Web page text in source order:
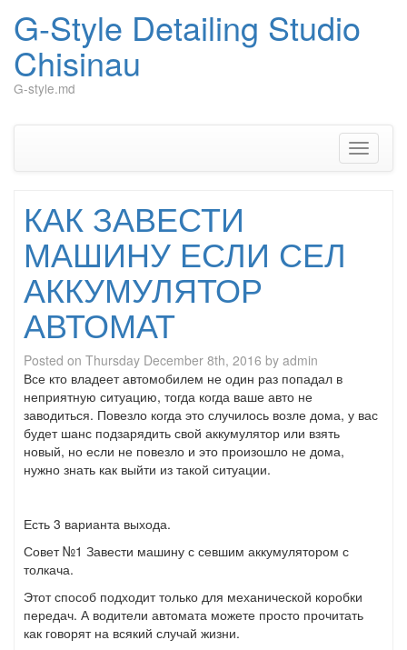
G-Style Detailing Studio
Chisinau
G-style.md
Toggle
КАК ЗАВЕСТИ
МАШИНУ ЕСЛИ СЕЛ
АККУМУЛЯТОР
АВТОМАТ
Posted on Thursday December 8th, 2016 by admin
Все кто владеет автомобилем не один раз попадал в
неприятную ситуацию, тогда когда ваше авто не
заводиться. Повезло когда это случилось возле дома, у вас
будет шанс подзарядить свой аккумулятор или взять
новый, но если не повезло и это произошло не дома,
нужно знать как выйти из такой ситуации.
Есть 3 варианта выхода.
Совет №1 Завести машину с севшим аккумулятором с
толкача.
Этот способ подходит только для механической коробки
передач. А водители автомата можете просто прочитать
как говорят на всякий случай жизни.